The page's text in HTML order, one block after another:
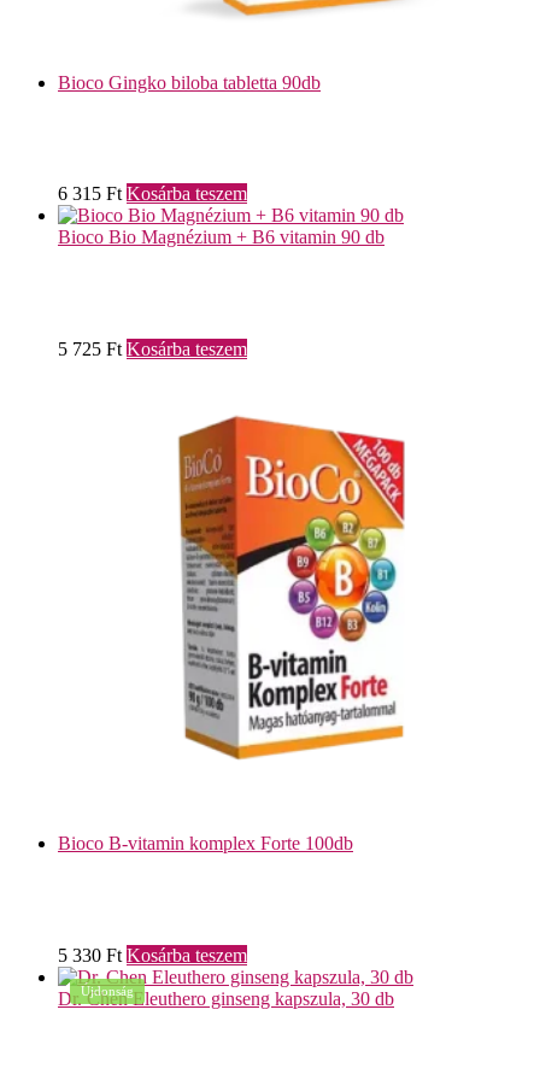
Bioco Gingko biloba tabletta 90db
6 315 Ft Kosárba teszem
Bioco Bio Magnézium + B6 vitamin 90 db
5 725 Ft Kosárba teszem
Bioco B-vitamin komplex Forte 100db
5 330 Ft Kosárba teszem
Újdonság
Dr. Chen Eleuthero ginseng kapszula, 30 db